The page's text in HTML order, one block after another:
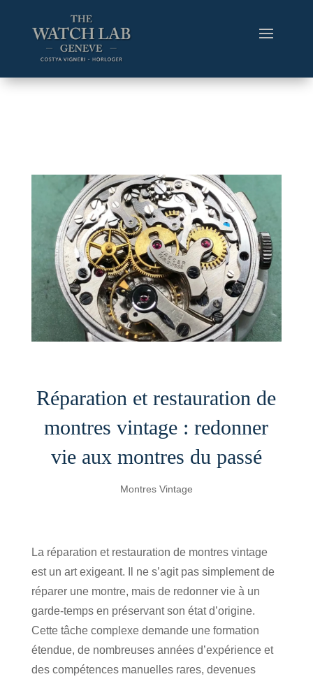
Réparation et restauration de
montres vintage : redonner
vie aux montres du passé
Montres Vintage
La réparation et restauration de montres vintage
est un art exigeant. Il ne s’agit pas simplement de
réparer une montre, mais de redonner vie à un
garde-temps en préservant son état d’origine.
Cette tâche complexe demande une formation
étendue, de nombreuses années d’expérience et
des compétences manuelles rares, devenues